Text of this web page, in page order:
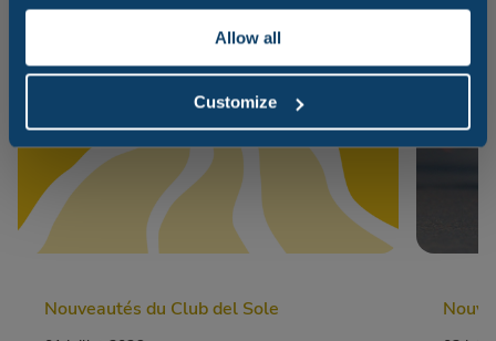
Allow all
Customize
Nouveautés du Club del Sole